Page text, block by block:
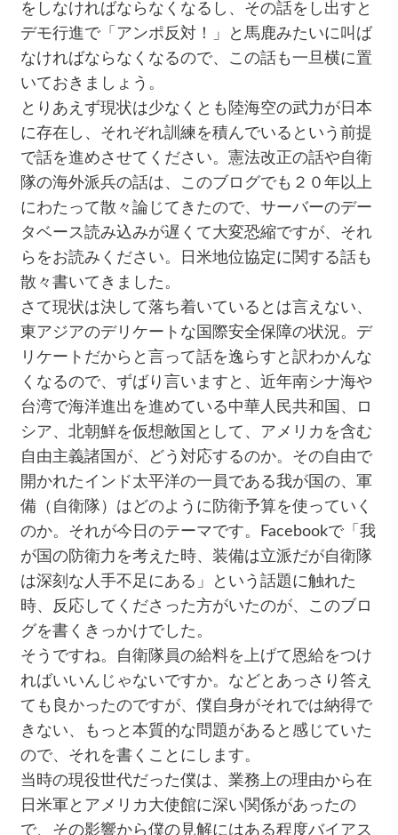
をしなければならなくなるし、その話をし出すと
デモ行進で「アンポ反対！」と馬鹿みたいに叫ば
なければならなくなるので、この話も一旦横に置
いておきましょう。
とりあえず現状は少なくとも陸海空の武力が日本
に存在し、それぞれ訓練を積んでいるという前提
で話を進めさせてください。憲法改正の話や自衛
隊の海外派兵の話は、このブログでも２０年以上
にわたって散々論じてきたので、サーバーのデー
タベース読み込みが遅くて大変恐縮ですが、それ
らをお読みください。日米地位協定に関する話も
散々書いてきました。
さて現状は決して落ち着いているとは言えない、
東アジアのデリケートな国際安全保障の状況。デ
リケートだからと言って話を逸らすと訳わかんな
くなるので、ずばり言いますと、近年南シナ海や
台湾で海洋進出を進めている中華人民共和国、ロ
シア、北朝鮮を仮想敵国として、アメリカを含む
自由主義諸国が、どう対応するのか。その自由で
開かれたインド太平洋の一員である我が国の、軍
備（自衛隊）はどのように防衛予算を使っていく
のか。それが今日のテーマです。Facebookで「我
が国の防衛力を考えた時、装備は立派だが自衛隊
は深刻な人手不足にある」という話題に触れた
時、反応してくださった方がいたのが、このブロ
グを書くきっかけでした。
そうですね。自衛隊員の給料を上げて恩給をつけ
ればいいんじゃないですか。などとあっさり答え
ても良かったのですが、僕自身がそれでは納得で
きない、もっと本質的な問題があると感じていた
ので、それを書くことにします。
当時の現役世代だった僕は、業務上の理由から在
日米軍とアメリカ大使館に深い関係があったの
で、その影響から僕の見解にはある程度バイアス